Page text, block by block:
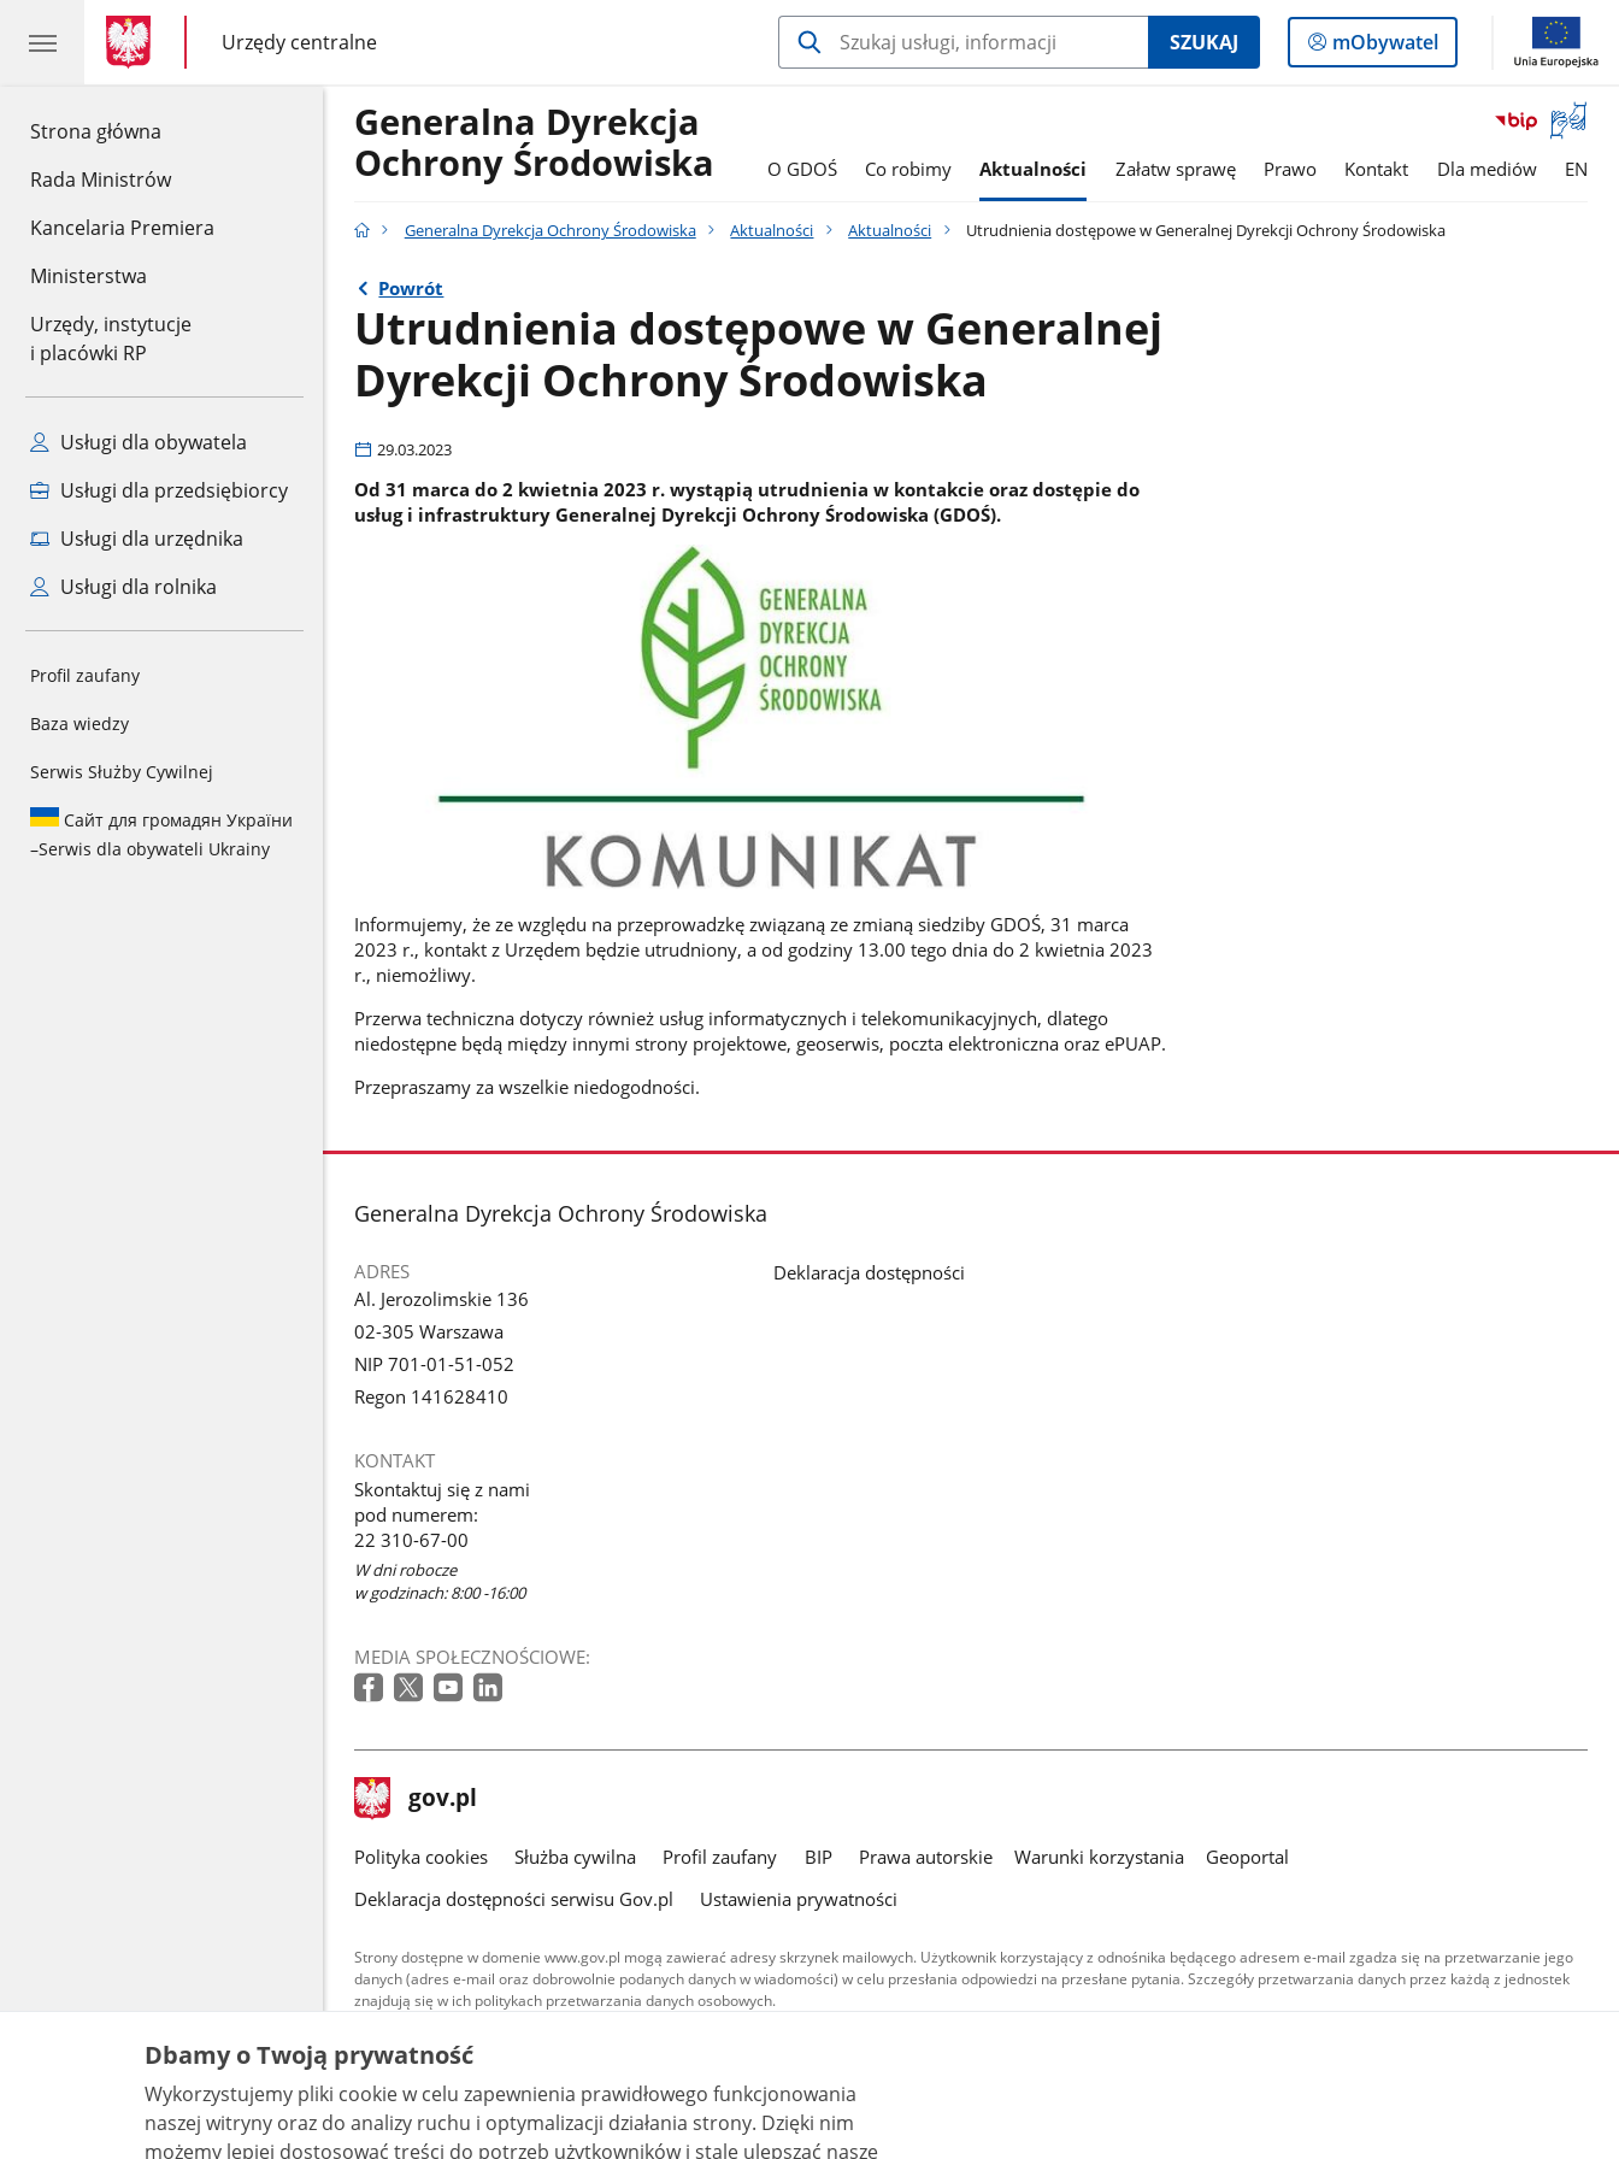
Strona główna
Rada Ministrów
Kancelaria Premiera
Ministerstwa
Urzędy, instytucje
i placówki RP
Usługi dla obywatela
Usługi dla przedsiębiorcy
Usługi dla urzędnika
Usługi dla rolnika
Profil zaufany
Baza wiedzy
Serwis Służby Cywilnej
Сайт для громадян України
–Serwis dla obywateli Ukrainy
gov.pl
gov.pl
Urzędy centralne
gov.pl
Urzędy
centralne
SZUKAJ
Logowanie
do
mObywatel
Otwórz
okno
Generalna Dyrekcja
Ochrony Środowiska
O GDOŚ Co robimy Aktualności Załatw sprawę Prawo Kontakt Dla mediów EN
Generalna Dyrekcja Ochrony Środowiska Aktualności Aktualności Utrudnienia dostępowe w Generalnej Dyrekcji Ochrony Środowiska
Powrót
Utrudnienia dostępowe w Generalnej
Dyrekcji Ochrony Środowiska
29.03.2023
Od 31 marca do 2 kwietnia 2023 r. wystąpią utrudnienia w kontakcie oraz dostępie do
usług i infrastruktury Generalnej Dyrekcji Ochrony Środowiska (GDOŚ).
Informujemy, że ze względu na przeprowadzkę związaną ze zmianą siedziby GDOŚ, 31 marca
2023 r., kontakt z Urzędem będzie utrudniony, a od godziny 13.00 tego dnia do 2 kwietnia 2023
r., niemożliwy.
Przerwa techniczna dotyczy również usług informatycznych i telekomunikacyjnych, dlatego
niedostępne będą między innymi strony projektowe, geoserwis, poczta elektroniczna oraz ePUAP.
Przepraszamy za wszelkie niedogodności.
stopka
Generalna Dyrekcja Ochrony Środowiska
ADRES
Al. Jerozolimskie 136
02-305 Warszawa
NIP 701-01-51-052
Regon 141628410
KONTAKT
Skontaktuj się z nami
pod numerem:
22 310-67-00
W dni robocze
w godzinach: 8:00 -16:00
MEDIA SPOŁECZNOŚCIOWE:
Deklaracja dostępności
stopka
gov.pl Strona
gov.pl
gov.pl
Polityka cookies Służba cywilna Profil zaufany BIP Prawa autorskie Warunki korzystania
Geoportal
Deklaracja dostępności serwisu Gov.pl
Ustawienia prywatności
Strony dostępne w domenie www.gov.pl mogą zawierać adresy skrzynek mailowych. Użytkownik korzystający z odnośnika będącego adresem e-mail zgadza się na przetwarzanie jego
danych (adres e-mail oraz dobrowolnie podanych danych w wiadomości) w celu przesłania odpowiedzi na przesłane pytania. Szczegóły przetwarzania danych przez każdą z jednostek
znajdują się w ich politykach przetwarzania danych osobowych.
Treści tekstowe publikowane w serwisie (z wyłączeniem treści audiowizualnych), są
udostępniane na licencji typu Creative Commons: uznanie autorstwa - na tych samych
warunkach 4.0 (CC BY-SA 4.0). Materiały audiowizualne, w tym zdjęcia, materiały audio i wideo,
są udostępniane na licencji typu Creative Commons: uznanie autorstwa użycie niekomercyjne -
bez utworów zależnych 4.0 (CC BY-NC-ND 4.0), o ile nie jest to stwierdzone inaczej.
Dbamy o Twoją prywatność
Wykorzystujemy pliki cookie w celu zapewnienia prawidłowego funkcjonowania
naszej witryny oraz do analizy ruchu i optymalizacji działania strony. Dzięki nim
możemy lepiej dostosować treści do potrzeb użytkowników i stale ulepszać nasze